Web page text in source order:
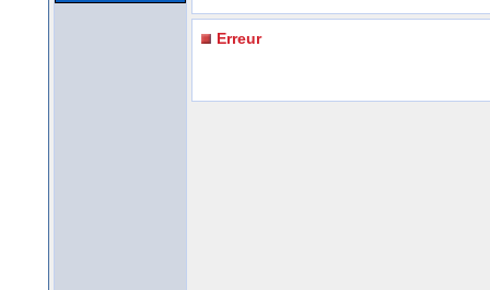
Erreur